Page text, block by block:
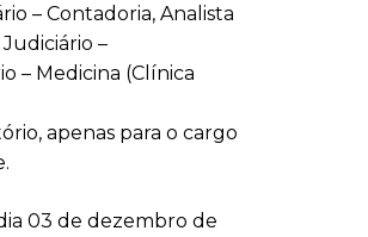
– Contadoria, Analista
–
– Medicina (Clínica
apenas para o cargo
03 de dezembro de